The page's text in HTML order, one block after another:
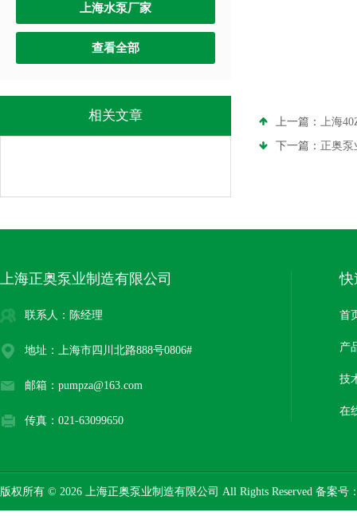
上海水泵厂家
查看全部
相关文章 上一篇： 上海
下一篇： 正奥泵
上海正奥泵业制造有限公司
联系人：陈经理
地址：上海市四川北路888号0806#
邮箱：pumpza@163.com
传真：021-63099650
快
首
产
技
在
版权所有 © 2026 上海正奥泵业制造有限公司 All Rights Reserved 备案号